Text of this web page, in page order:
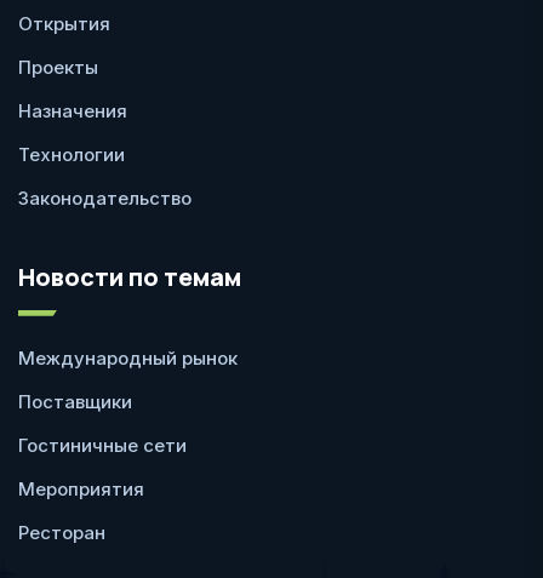
Открытия
Проекты
Назначения
Технологии
Законодательство
Новости по темам
Международный рынок
Поставщики
Гостиничные сети
Мероприятия
Ресторан